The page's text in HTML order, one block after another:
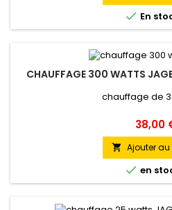
 En
CHAUFFAGE 300 WATTS
chauffage de
Prix
38,00
 Ajouter
 en